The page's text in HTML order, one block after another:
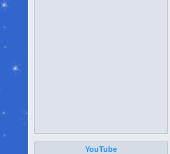
YouTube